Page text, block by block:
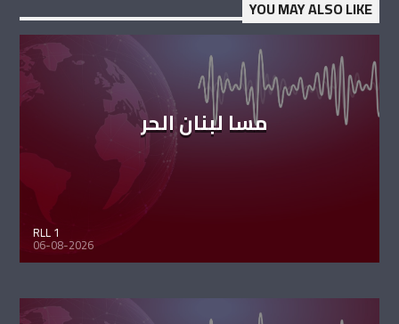
YOU MAY ALSO LIKE
مسا لبنان الحر
RLL 1
06-08-2026